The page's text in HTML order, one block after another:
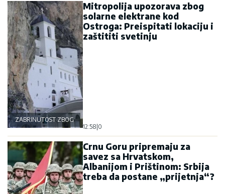
ZABRINUTOST ZBOG OSTROGA
Mitropolija upozorava zbog
solarne elektrane kod
Ostroga: Preispitati lokaciju i
zaštititi svetinju
12:58 0
Crnu Goru pripremaju za
savez sa Hrvatskom,
Albanijom i Prištinom: Srbija
treba da postane „prijetnja“?